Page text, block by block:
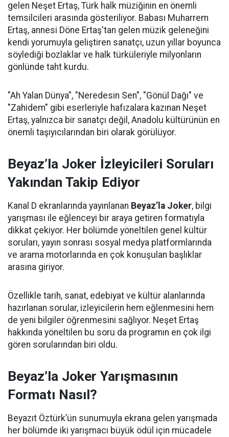
gelen Neşet Ertaş, Türk halk müziğinin en önemli
temsilcileri arasında gösteriliyor. Babası Muharrem
Ertaş, annesi Döne Ertaş'tan gelen müzik geleneğini
kendi yorumuyla geliştiren sanatçı, uzun yıllar boyunca
söylediği bozlaklar ve halk türküleriyle milyonların
gönlünde taht kurdu.
"Ah Yalan Dünya", "Neredesin Sen", "Gönül Dağı" ve
"Zahidem" gibi eserleriyle hafızalara kazınan Neşet
Ertaş, yalnızca bir sanatçı değil, Anadolu kültürünün en
önemli taşıyıcılarından biri olarak görülüyor.
Beyaz’la Joker İzleyicileri Soruları
Yakından Takip Ediyor
Kanal D ekranlarında yayınlanan Beyaz’la Joker, bilgi
yarışması ile eğlenceyi bir araya getiren formatıyla
dikkat çekiyor. Her bölümde yöneltilen genel kültür
soruları, yayın sonrası sosyal medya platformlarında
ve arama motorlarında en çok konuşulan başlıklar
arasına giriyor.
Özellikle tarih, sanat, edebiyat ve kültür alanlarında
hazırlanan sorular, izleyicilerin hem eğlenmesini hem
de yeni bilgiler öğrenmesini sağlıyor. Neşet Ertaş
hakkında yöneltilen bu soru da programın en çok ilgi
gören sorularından biri oldu.
Beyaz’la Joker Yarışmasının
Formatı Nasıl?
Beyazıt Öztürk’ün sunumuyla ekrana gelen yarışmada
her bölümde iki yarışmacı büyük ödül için mücadele